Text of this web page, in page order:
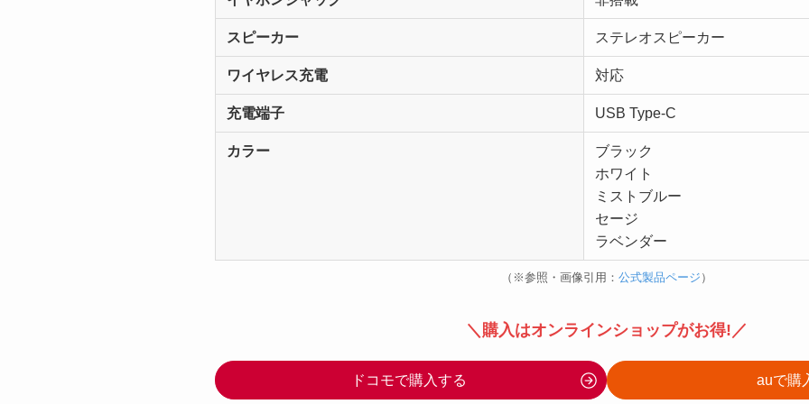
スピーカー ステレオスピーカー
ワイヤレス充電 対応
充電端子 USB Type-C
カラー
ブラック
ホワイト
ミストブルー
セージ
ラベンダー
（※参照・画像引用： 公式製品ページ ）
＼ 購入はオンラインショップがお得!／
ドコモで購入する auで購